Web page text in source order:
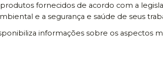
fornecidos de acordo com a
e a segurança e saúde de seus
informações sobre os aspectos